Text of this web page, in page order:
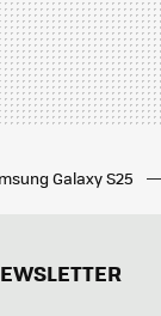
Galaxy S25